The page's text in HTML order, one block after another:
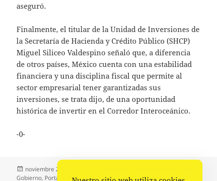
aseguró.
Finalmente, el titular de la Unidad de Inversiones de
la Secretaría de Hacienda y Crédito Público (SHCP)
Miguel Siliceo Valdespino señaló que, a diferencia
de otros países, México cuenta con una estabilidad
financiera y una disciplina fiscal que permite al
sector empresarial tener garantizadas sus
inversiones, se trata dijo, de una oportunidad
histórica de invertir en el Corredor Interoceánico.
-0-
Publicado
el
noviembre 28, 2023
Gobierno, Portada